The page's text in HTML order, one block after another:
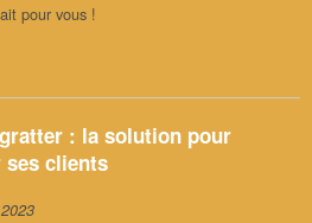
pour vous !
: la solution pour
clients